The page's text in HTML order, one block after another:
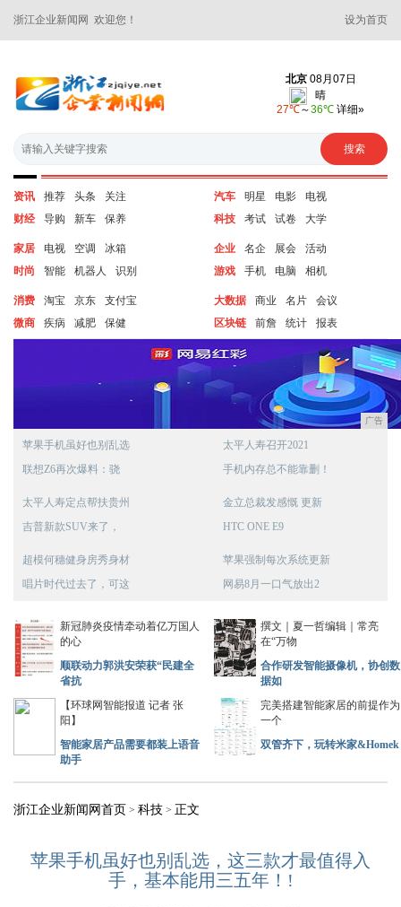
浙江企业新闻网 欢迎您！ 设为首页
资讯 推荐 头条
关注
财经
导购 新车 保养
汽车 明星 电影
电视
科技
考试 试卷 大学
家居 电视 空调
冰箱
时尚
智能 机器人 识别
企业 名企 展会
活动
游戏
手机 电脑 相机
消费 淘宝 京东
支付宝
微商
疾病 减肥 保健
大数据 商业 名片
会议
区块链
前詹 统计 报表
广告
苹果手机虽好也别乱选
联想Z6再次爆料：骁
太平人寿召开2021
手机内存总不能靠删！
太平人寿定点帮扶贵州
吉普新款SUV来了，
金立总裁发感慨 更新
HTC ONE E9
超模何穗健身房秀身材
唱片时代过去了，可这
苹果强制每次系统更新
网易8月一口气放出2
新冠肺炎疫情牵动着亿万国人
的心
顺联动力郭洪安荣获“民建全
省抗
撰文｜夏一哲编辑｜常亮
在“万物
合作研发智能摄像机，协创数
据如
【环球网智能报道 记者 张
阳】
智能家居产品需要都装上语音
助手
完美搭建智能家居的前提作为
一个
双管齐下，玩转米家&Homek
浙江企业新闻网首页 > 科技 > 正文
苹果手机虽好也别乱选，这三款才最值得入
手，基本能用三五年！!